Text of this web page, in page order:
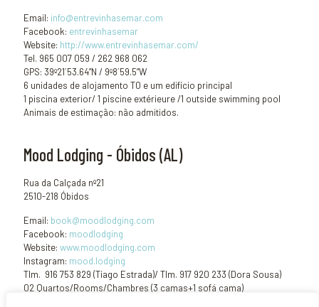
Email: info@entrevinhasemar.com
Facebook: entrevinhasemar
Website: http://www.entrevinhasemar.com/
Tel. 965 007 059 / 262 968 062
GPS: 39º21´53.64”N / 9º8´59.5”W
6 unidades de alojamento T0 e um edifício principal
1 piscina exterior/ 1 piscine extérieure /1 outside swimming pool
Animais de estimação: não admitidos.
Mood Lodging - Óbidos (AL)
Rua da Calçada nº21
2510-218 Óbidos
Email: book@moodlodging.com
Facebook: moodlodging
Website: www.moodlodging.com
Instagram: mood.lodging
Tlm. 916 753 829 (Tiago Estrada)/ Tlm. 917 920 233 (Dora Sousa)
02 Quartos/Rooms/Chambres (3 camas+1 sofá cama)